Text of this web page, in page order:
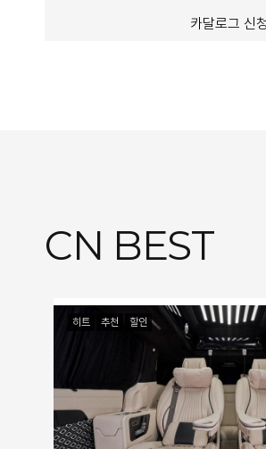
카달로그 신청
CN BEST
히트 추천 할인